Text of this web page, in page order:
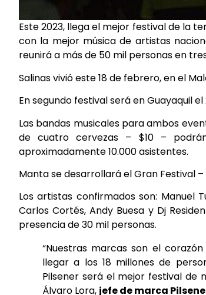
Este 2023, llega el mejor festival de la
con la mejor música de artistas
reunirá a más de 50 mil personas en
Salinas vivió este 18 de febrero, en el
En segundo festival será en Guayaquil
Las bandas musicales para ambos
de cuatro cervezas – $10 –
aproximadamente 10.000 asistentes.
Manta se desarrollará el Gran Festival
Los artistas confirmados son: Manuel
Carlos Cortés, Andy Buesa y Dj
presencia de 30 mil personas.
“Nuestras marcas son el
llegar a los 18 millones de
Pilsener será el mejor festival de
Álvaro Lora, jefe de marca